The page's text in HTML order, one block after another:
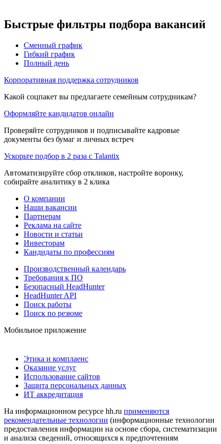
Быстрые фильтры подбора вакансий
Сменный график
Гибкий график
Полный день
Корпоративная поддержка сотрудников
Какой соцпакет вы предлагаете семейным сотрудникам?
Оформляйте кандидатов онлайн
Проверяйте сотрудников и подписывайте кадровые
документы без бумаг и личных встреч
Ускорьте подбор в 2 раза с Talantix
Автоматизируйте сбор откликов, настройте воронку,
собирайте аналитику в 2 клика
О компании
Наши вакансии
Партнерам
Реклама на сайте
Новости и статьи
Инвесторам
Кандидаты по профессиям
Производственный календарь
Требования к ПО
Безопасный HeadHunter
HeadHunter API
Поиск работы
Поиск по резюме
Мобильное приложение
Этика и комплаенс
Оказание услуг
Использование сайтов
Защита персональных данных
ИТ аккредитация
На информационном ресурсе hh.ru применяются
рекомендательные технологии (информационные технологии
предоставления информации на основе сбора, систематизации
и анализа сведений, относящихся к предпочтениям